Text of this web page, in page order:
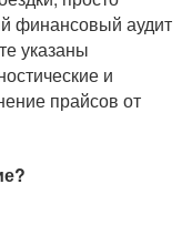
финансовый аудит
указаны
и
прайсов от